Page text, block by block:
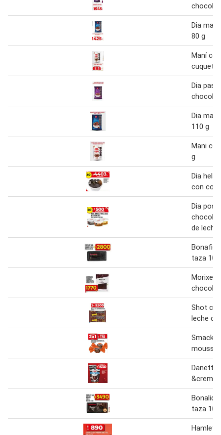
Dia
80 g
Maní
cuquets
Dia
Dia
110 g
Mani
g
Dia
con
Dia
de leche
taza
Morixe
Shot
leche
Smack
mousse
Danette
&crema
taza
Hamlet